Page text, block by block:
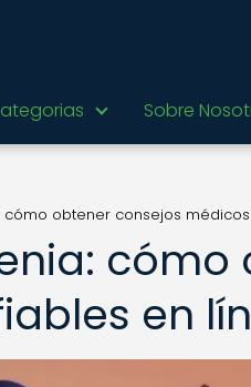
Sobre
cómo obtener consejos
cómo
en